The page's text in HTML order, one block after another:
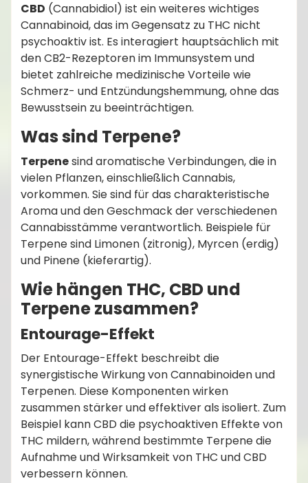
CBD (Cannabidiol) ist ein weiteres wichtiges
Cannabinoid, das im Gegensatz zu THC nicht
psychoaktiv ist. Es interagiert hauptsächlich mit
den CB2-Rezeptoren im Immunsystem und
bietet zahlreiche medizinische Vorteile wie
Schmerz- und Entzündungshemmung, ohne das
Bewusstsein zu beeinträchtigen.
Was sind Terpene?
Terpenesind aromatische Verbindungen, die in
vielen Pflanzen, einschließlich Cannabis,
vorkommen. Sie sind für das charakteristische
Aroma und den Geschmack der verschiedenen
Cannabisstämme verantwortlich. Beispiele für
Terpene sind Limonen (zitronig), Myrcen (erdig)
und Pinene (kieferartig).
Wie hängen THC, CBD und
Terpene zusammen?
Entourage-Effekt
Der Entourage-Effekt beschreibt die
synergistische Wirkung von Cannabinoiden und
Terpenen. Diese Komponenten wirken
zusammen stärker und effektiver als isoliert. Zum
Beispiel kann CBD die psychoaktiven Effekte von
THC mildern, während bestimmte Terpene die
Aufnahme und Wirksamkeit von THC und CBD
verbessern können.